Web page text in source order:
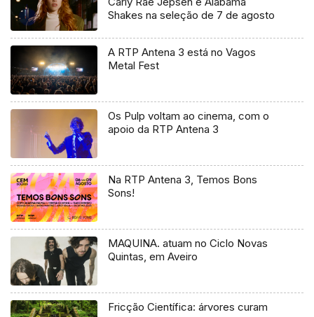
Shakes na seleção de 7 de agosto
A RTP Antena 3 está no Vagos
Metal Fest
Os Pulp voltam ao cinema, com o
apoio da RTP Antena 3
Na RTP Antena 3, Temos Bons
Sons!
MAQUINA. atuam no Ciclo Novas
Quintas, em Aveiro
Fricção Científica: árvores curam